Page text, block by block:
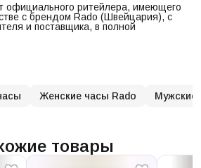
официального ритейлера, имеющего
с брендом Rado (Швейцария), с
и поставщика, в полной
Женские часы Rado Мужские
товары